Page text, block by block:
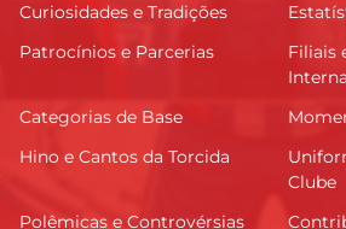
Curiosidades e Tradições
Patrocínios e Parcerias
Filiais
Categorias de Base
Hino e Cantos da Torcida
Clube
Polêmicas e Controvérsias